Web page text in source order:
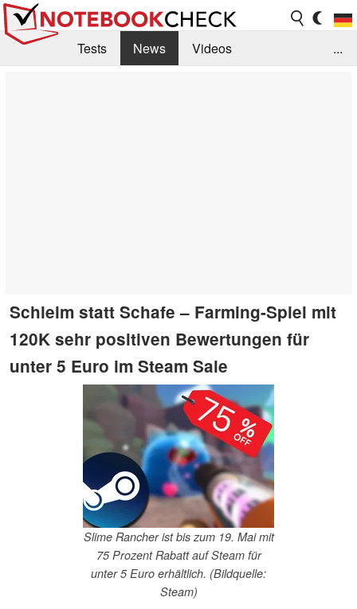
Tests News
Videos
...
Schleim statt Schafe – Farming-Spiel mit
120K sehr positiven Bewertungen für
unter 5 Euro im Steam Sale
Slime Rancher ist bis zum 19. Mai mit
75 Prozent Rabatt auf Steam für
unter 5 Euro erhältlich. (Bildquelle:
Steam)